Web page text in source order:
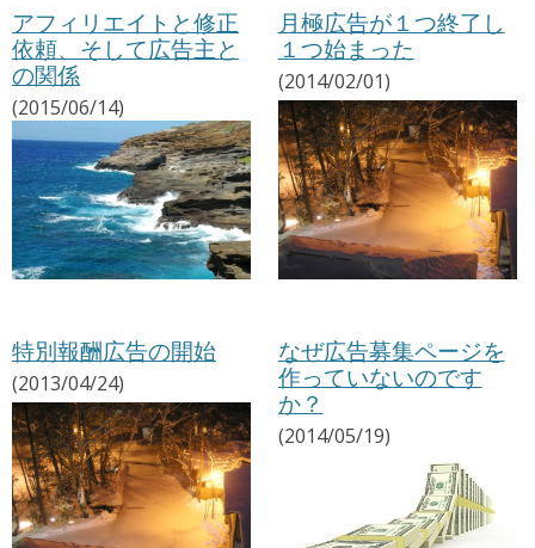
アフィリエイトと修正
依頼、そして広告主と
の関係
(2015/06/14)
月極広告が１つ終了し
１つ始まった
(2014/02/01)
特別報酬広告の開始
(2013/04/24)
なぜ広告募集ページを
作っていないのです
か？
(2014/05/19)